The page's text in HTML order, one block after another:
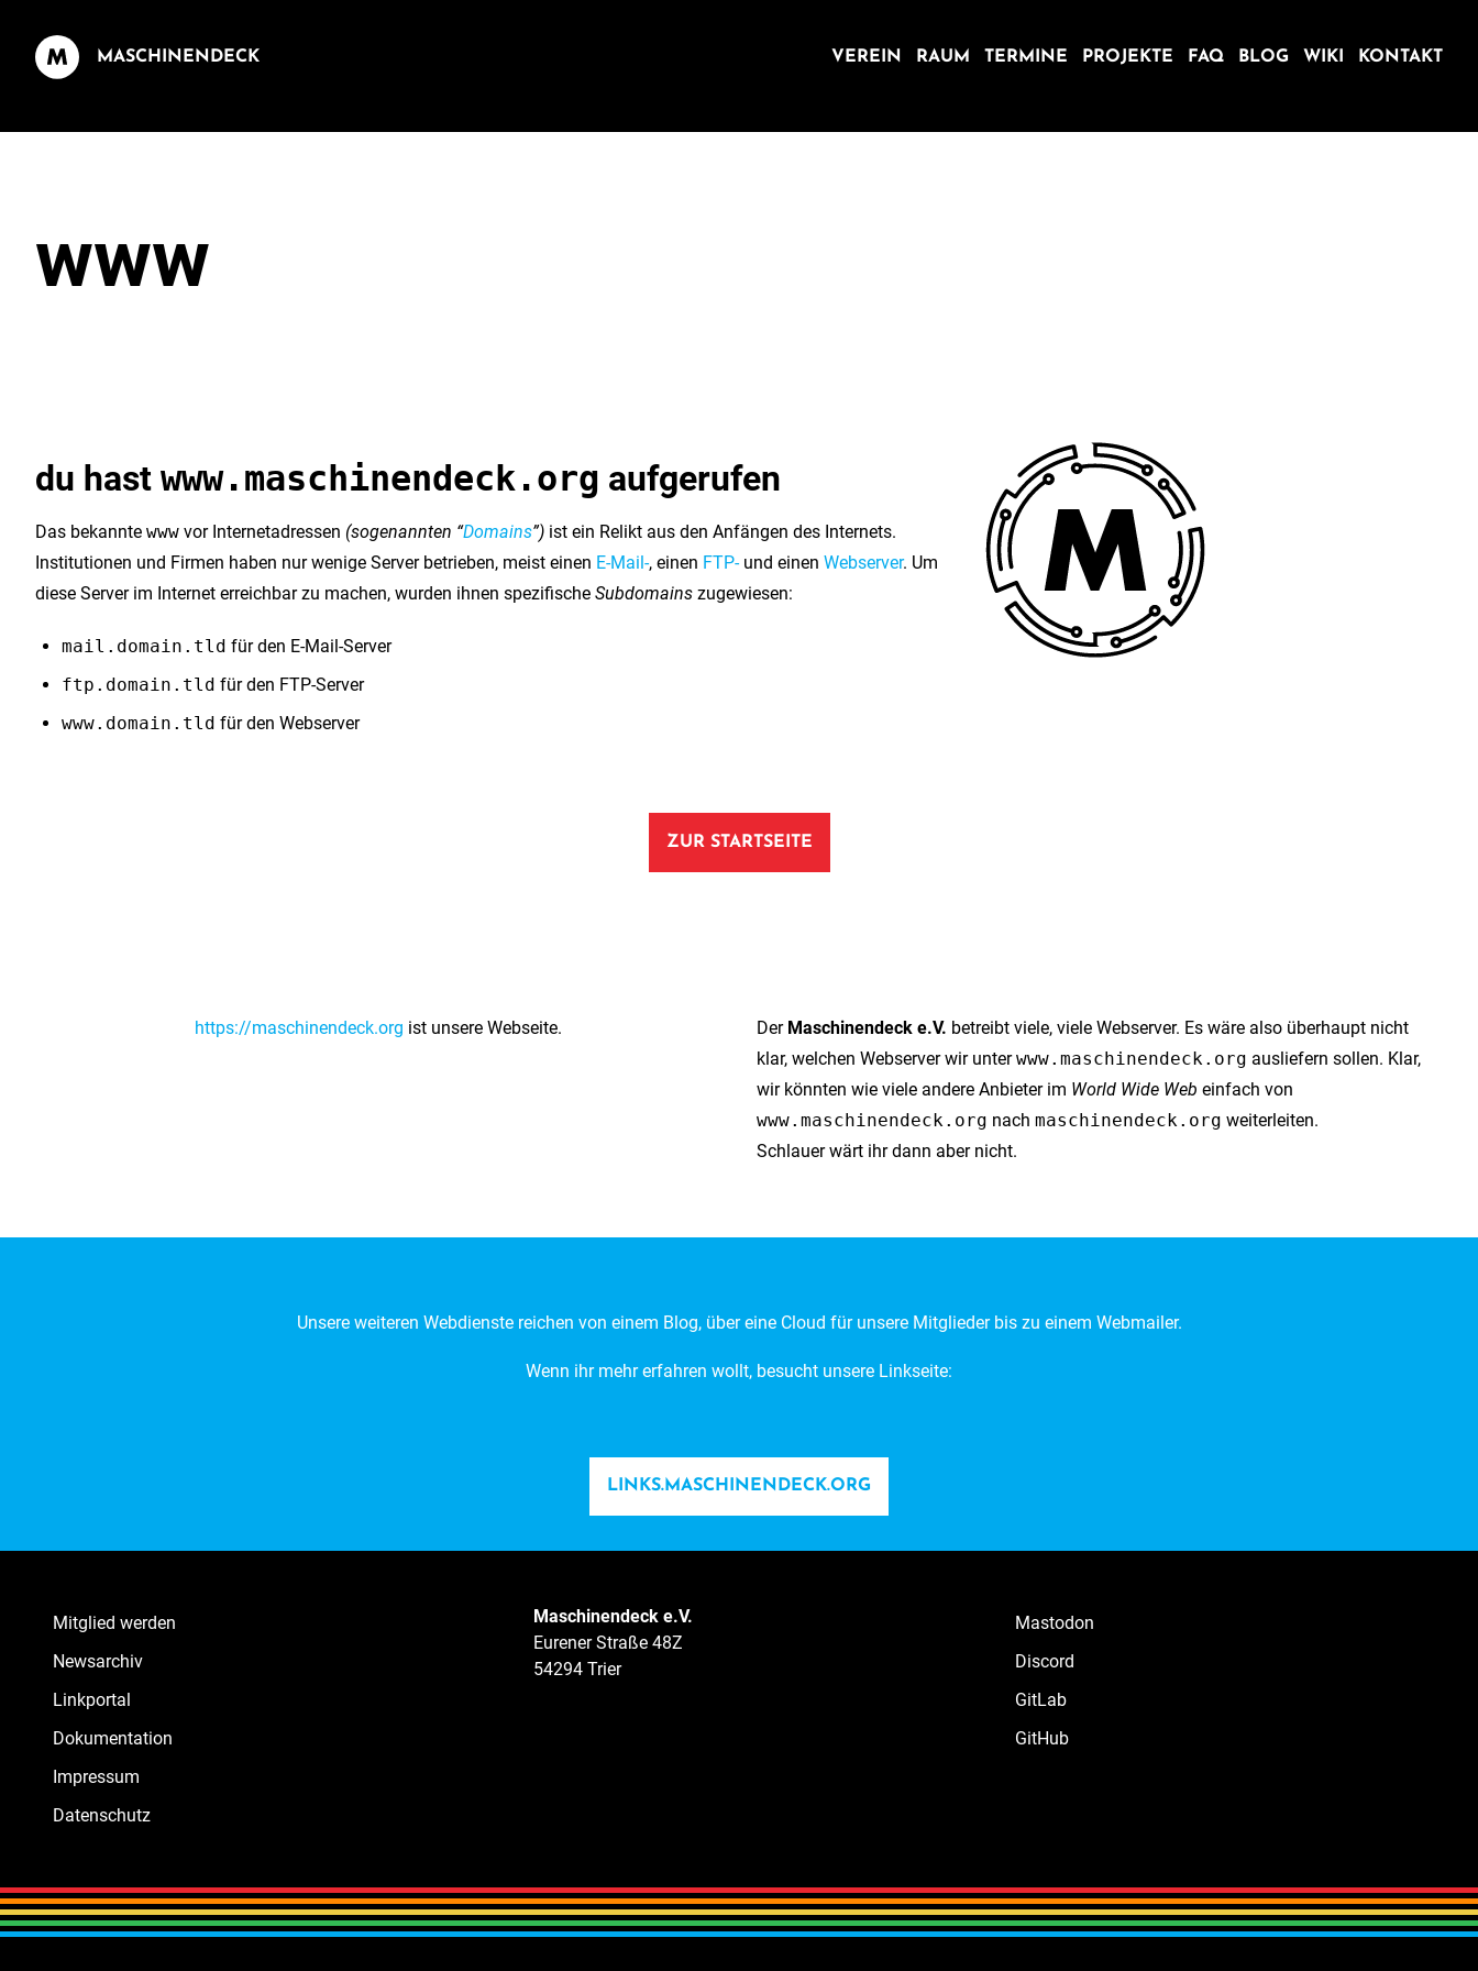
MASCHINENDECK VEREIN RAUM TERMINE PROJEKTE FAQ BLOG WIKI KONTAKT
www
du hast www.maschinendeck.org aufgerufen
Das bekannte www vor Internetadressen (sogenannten “Domains”) ist ein Relikt aus den Anfängen des Internets.
Institutionen und Firmen haben nur wenige Server betrieben, meist einen E-Mail-, einen FTP-und einen Webserver. Um
diese Server im Internet erreichbar zu machen, wurden ihnen spezifische Subdomains zugewiesen:
mail.domain.tld für den E-Mail-Server
ftp.domain.tld für den FTP-Server
www.domain.tld für den Webserver
ZUR STARTSEITE
https://maschinendeck.org ist unsere Webseite. Der Maschinendeck e.V. betreibt viele, viele Webserver. Es wäre also überhaupt nicht
klar, welchen Webserver wir unterwww.maschinendeck.org ausliefern sollen. Klar,
wir könnten wie viele andere Anbieter im World Wide Web einfach von
www.maschinendeck.org nach maschinendeck.org weiterleiten.
Schlauer wärt ihr dann aber nicht.
Unsere weiteren Webdienste reichen von einem Blog, über eine Cloud für unsere Mitglieder bis zu einem Webmailer.
Wenn ihr mehr erfahren wollt, besucht unsere Linkseite:
LINKS.MASCHINENDECK.ORG
Mitglied werden
Newsarchiv
Linkportal
Dokumentation
Impressum
Datenschutz
Maschinendeck e.V.
Eurener Straße 48Z
54294 Trier
Mastodon
Discord
GitLab
GitHub